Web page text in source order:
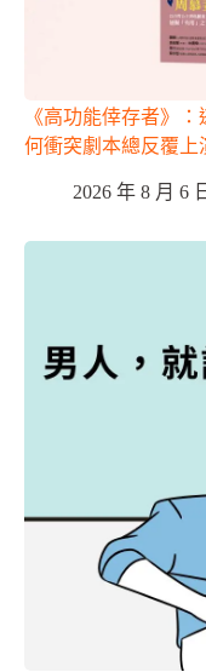
《高功能倖存者》
何衝突劇本總反覆上
2026 年 8 月 6